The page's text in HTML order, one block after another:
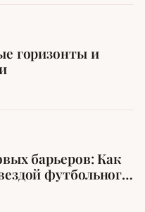
горизонты и
барьеров: Как
футбольного